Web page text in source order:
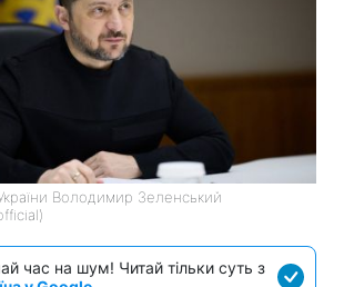
Володимир Зеленський
час на шум! Читай тільки суть з